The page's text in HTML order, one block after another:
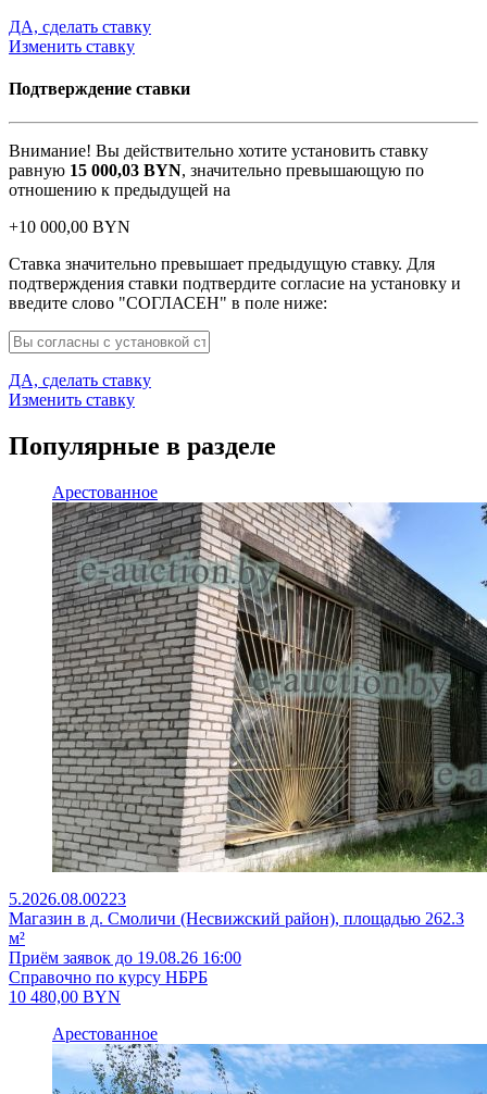
ДА, сделать ставку
Изменить ставку
Подтверждение ставки
Внимание! Вы действительно хотите установить ставку
равную 15 000,03 BYN, значительно превышающую по
отношению к предыдущей на
+10 000,00 BYN
Ставка значительно превышает предыдущую ставку. Для
подтверждения ставки подтвердите согласие на установку и
введите слово "СОГЛАСЕН" в поле ниже:
ДА, сделать ставку
Изменить ставку
Популярные в разделе
Арестованное
5.2026.08.00223
Магазин в д. Смоличи (Несвижский район), площадью 262.3
м²
Приём заявок до 19.08.26 16:00
Справочно по курсу НБРБ
10 480,00 BYN
Арестованное